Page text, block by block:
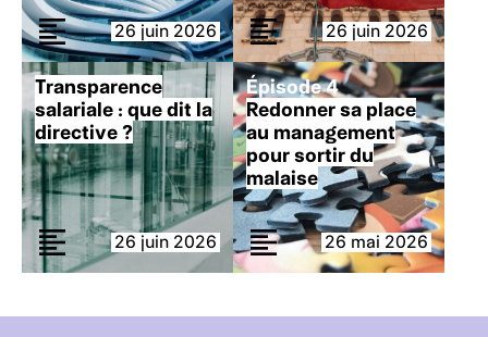
26 juin 2026 26 juin 2026
Transparence
salariale : que dit la
directive ?
26 juin 2026
Épisode 4
Redonner sa place
au management
pour sortir du
malaise
26 mai 2026